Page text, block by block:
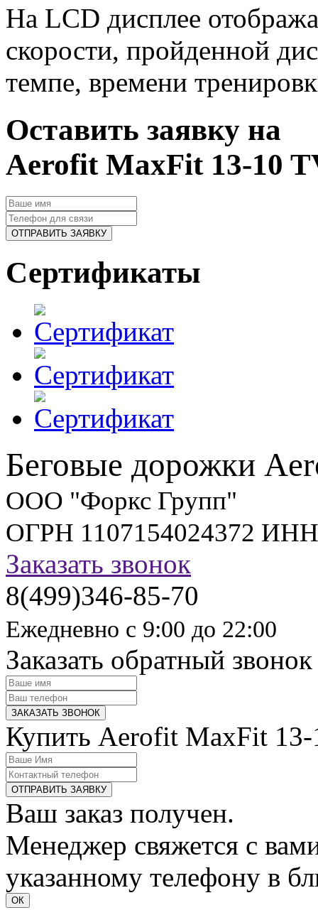
На LCD дисплее
скорости, пройденной
темпе, времени
Оставить заявку на
Aerofit MaxFit 13-10
ОТПРАВИТЬ ЗАЯВКУ
Сертификаты
Беговые дорожки
ООО "Форкс Групп"
ОГРН 1107154024372 ИНН
Заказать звонок
8(499)346-85-70
Ежедневно с 9:00 до 22:00
Заказать обратный звонок
ЗАКАЗАТЬ ЗВОНОК
Купить Aerofit MaxFit
ОТПРАВИТЬ ЗАЯВКУ
Ваш заказ получен.
Менеджер свяжется с
указанному телефону в
ОК